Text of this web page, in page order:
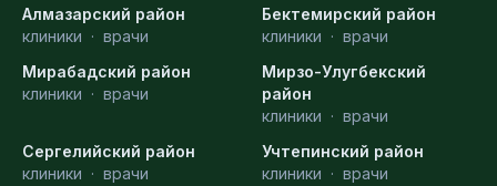
Алмазарский район
клиники · врачи
Бектемирский район
клиники · врачи
Мирабадский район
клиники · врачи
Мирзо-Улугбекский
район
клиники · врачи
Сергелийский район
клиники · врачи
Учтепинский район
клиники · врачи